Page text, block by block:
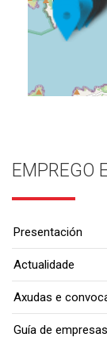
EMPREGO
Presentación
Actualidade
Axudas e
Guía de empresas